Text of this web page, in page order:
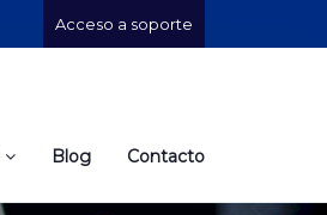
Acceso a soporte
Blog Contacto